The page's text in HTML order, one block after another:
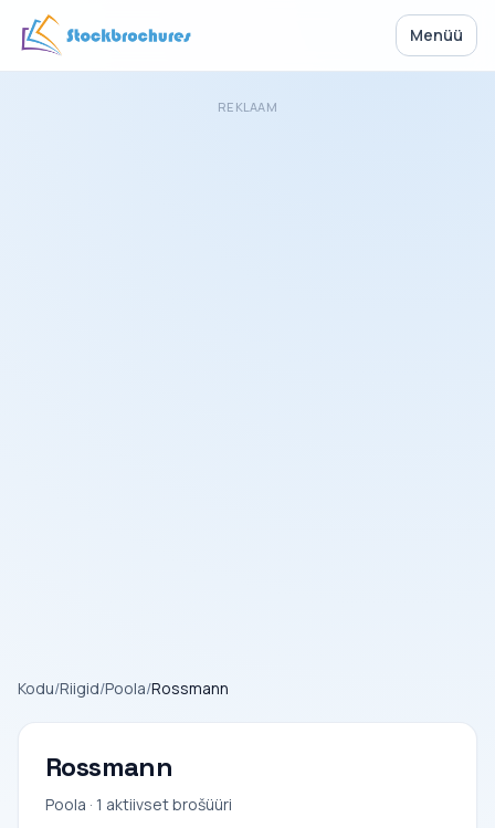
Menüü
REKLAAM
Kodu/Riigid/Poola/Rossmann
Rossmann
Poola · 1 aktiivset brošüüri